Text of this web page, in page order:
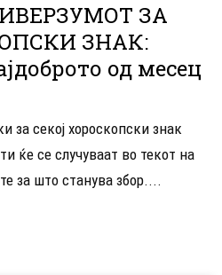
ЗА
ЗНАК:
од месец
за секој хороскопски знак
ќе се случуваат во текот на
за што станува збор....